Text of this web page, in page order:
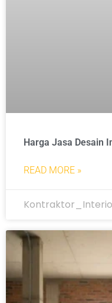
Harga Jasa Desain
READ MORE »